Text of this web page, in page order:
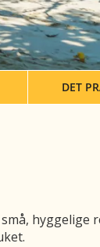
DET
hyggelige